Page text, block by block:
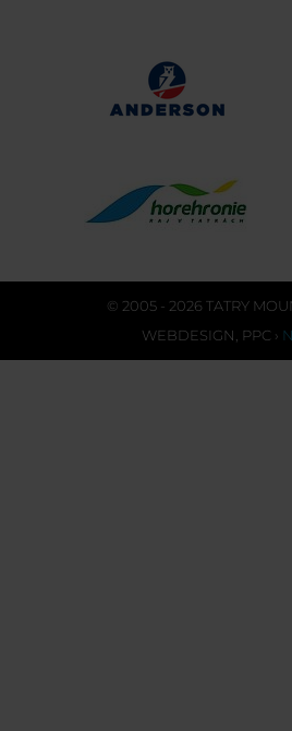
© 2005 - 2026 TATRY
WEBDESIGN PPC ›